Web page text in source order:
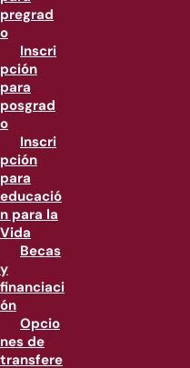
pregrad
o
Inscri
pción
para
posgrad
o
Inscri
pción
para
educació
n para la
Vida
Becas
y
financiaci
ón
Opcio
nes de
transfere